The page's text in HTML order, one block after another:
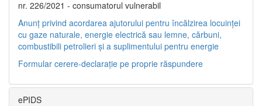
nr. 226/2021 - consumatorul vulnerabil
Anunț privind acordarea ajutorului pentru încălzirea locuinței
cu gaze naturale, energie electrică sau lemne, cărbuni,
combustibili petrolieri și a suplimentului pentru energie
Formular cerere-declarație pe proprie răspundere
ePIDS